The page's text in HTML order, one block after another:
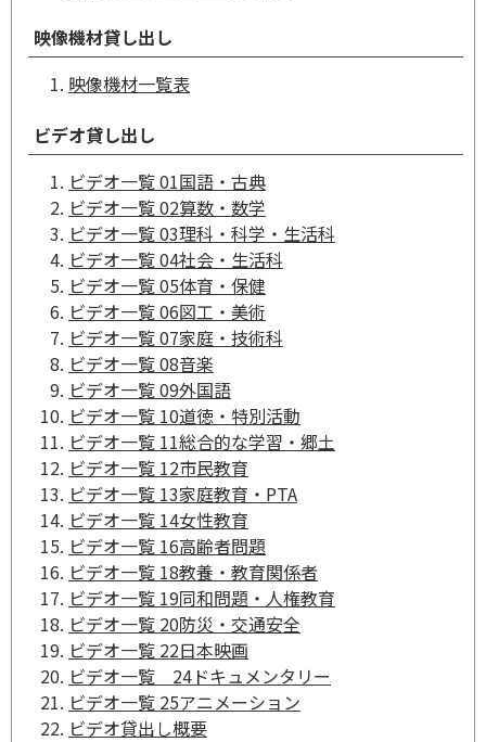
映像機材貸し出し
映像機材一覧表
ビデオ貸し出し
ビデオ一覧 01国語・古典
ビデオ一覧 02算数・数学
ビデオ一覧 03理科・科学・生活科
ビデオ一覧 04社会・生活科
ビデオ一覧 05体育・保健
ビデオ一覧 06図工・美術
ビデオ一覧 07家庭・技術科
ビデオ一覧 08音楽
ビデオ一覧 09外国語
ビデオ一覧 10道徳・特別活動
ビデオ一覧 11総合的な学習・郷土
ビデオ一覧 12市民教育
ビデオ一覧 13家庭教育・PTA
ビデオ一覧 14女性教育
ビデオ一覧 16高齢者問題
ビデオ一覧 18教養・教育関係者
ビデオ一覧 19同和問題・人権教育
ビデオ一覧 20防災・交通安全
ビデオ一覧 22日本映画
ビデオ一覧 24ドキュメンタリー
ビデオ一覧 25アニメーション
ビデオ貸出し概要